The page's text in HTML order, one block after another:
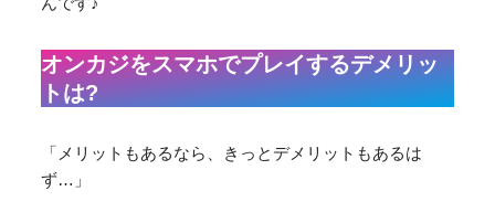
オンカジをスマホでプレイするデメリッ
トは?
「メリットもあるなら、きっとデメリットもあるは
ず…」